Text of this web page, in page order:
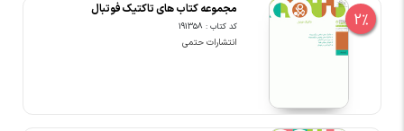
2%
مجموعه کتاب های تاکتیک فوتبال
کد کتاب : 191358
انتشارات حتمی